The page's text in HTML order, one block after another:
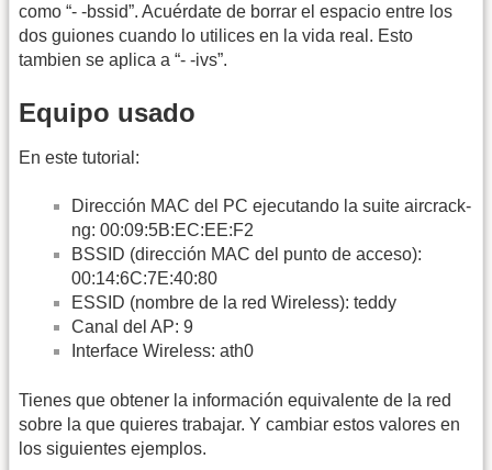
como “- -bssid”. Acuérdate de borrar el espacio entre los
dos guiones cuando lo utilices en la vida real. Esto
tambien se aplica a “- -ivs”.
Equipo usado
En este tutorial:
Dirección MAC del PC ejecutando la suite aircrack-
ng: 00:09:5B:EC:EE:F2
BSSID (dirección MAC del punto de acceso):
00:14:6C:7E:40:80
ESSID (nombre de la red Wireless): teddy
Canal del AP: 9
Interface Wireless: ath0
Tienes que obtener la información equivalente de la red
sobre la que quieres trabajar. Y cambiar estos valores en
los siguientes ejemplos.